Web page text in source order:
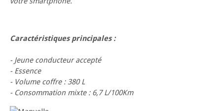
Caractéristiques principales :
- Jeune conducteur accepté
- Essence
- Volume coffre : 380 L
- Consommation mixte : 6,7 L/100Km